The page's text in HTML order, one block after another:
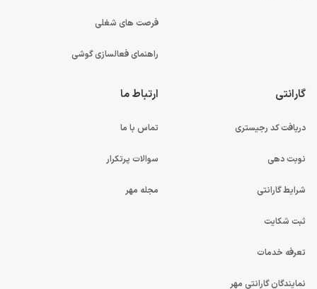
فرصت های شغلی
راهنمای فعالسازی گوشی
گارانتی
دریافت کد رجیستری
نوبت دهی
شرایط گارانتی
ثبت شکایت
تعرفه خدمات
نمایندگان گارانتی مهر
ارتباط ما
تماس با ما
سوالات پرتکرار
مجله مهر